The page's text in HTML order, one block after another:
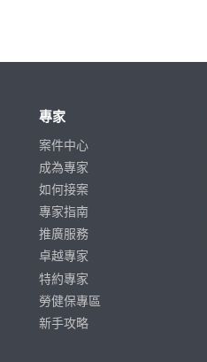
專家
案件中心
成為專家
如何接案
專家指南
推廣服務
卓越專家
特約專家
勞健保專區
新手攻略